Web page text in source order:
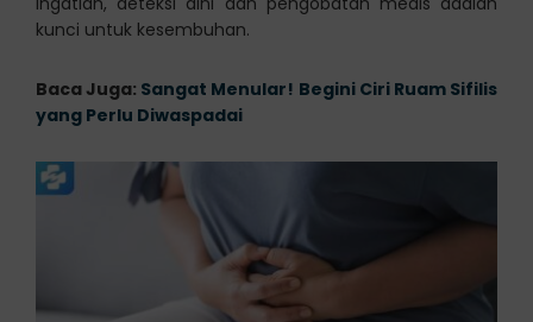
kunci untuk kesembuhan.
Baca Juga: Sangat Menular! Begini Ciri Ruam Sifilis
yang Perlu Diwaspadai